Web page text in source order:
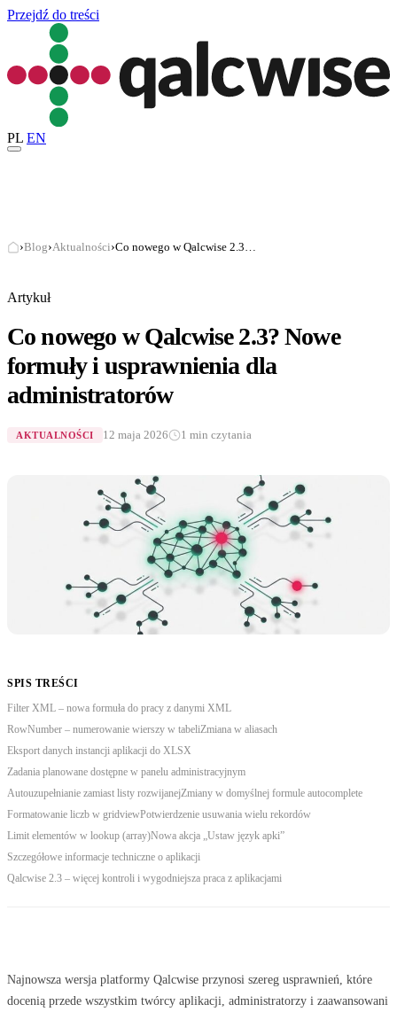
Przejdź do treści
PL EN
›Blog›Aktualności›
Artykuł
Co nowego w Qalcwise 2.3? Nowe
formuły i usprawnienia dla
administratorów
AKTUALNOŚCI 12 maja 2026 1 min czytania
SPIS TREŚCI
Filter XML – nowa formuła do pracy z danymi XML
RowNumber – numerowanie wierszy w tabeliZmiana w aliasach
Eksport danych instancji aplikacji do XLSX
Zadania planowane dostępne w panelu administracyjnym
Autouzupełnianie zamiast listy rozwijanejZmiany w domyślnej formule autocomplete
Formatowanie liczb w gridviewPotwierdzenie usuwania wielu rekordów
Limit elementów w lookup (array)Nowa akcja „Ustaw język apki”
Szczegółowe informacje techniczne o aplikacji
Qalcwise 2.3 – więcej kontroli i wygodniejsza praca z aplikacjami
Najnowsza wersja platformy Qalcwise przynosi szereg usprawnień, które
docenią przede wszystkim twórcy aplikacji, administratorzy i zaawansowani